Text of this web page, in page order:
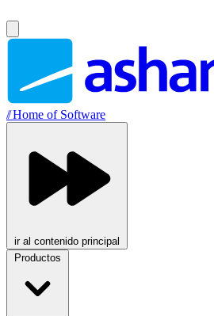
//Home of Software
ir al contenido principal
Productos